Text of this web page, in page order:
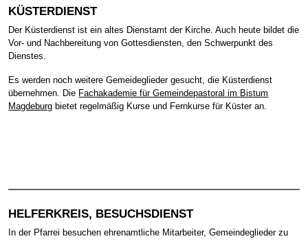
KÜSTERDIENST
Der Küsterdienst ist ein altes Dienstamt der Kirche. Auch heute bildet die
Vor- und Nachbereitung von Gottesdiensten, den Schwerpunkt des
Dienstes.
Es werden noch weitere Gemeideglieder gesucht, die Küsterdienst
übernehmen. Die Fachakademie für Gemeindepastoral im Bistum
Magdeburg bietet regelmäßig Kurse und Fernkurse für Küster an.
HELFERKREIS, BESUCHSDIENST
In der Pfarrei besuchen ehrenamtliche Mitarbeiter, Gemeindeglieder zu